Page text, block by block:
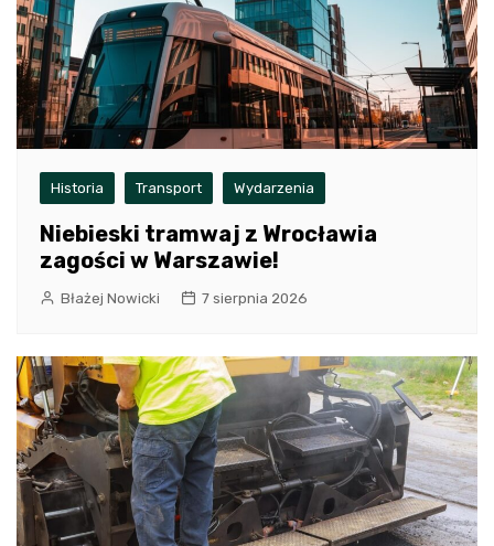
Historia Transport Wydarzenia
Niebieski tramwaj z Wrocławia
zagości w Warszawie!
Błażej Nowicki 7 sierpnia 2026